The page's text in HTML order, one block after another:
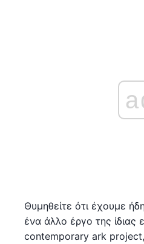
Θυμηθείτε ότι έχουμε
ένα άλλο έργο της ίδιας
contemporary ark project,